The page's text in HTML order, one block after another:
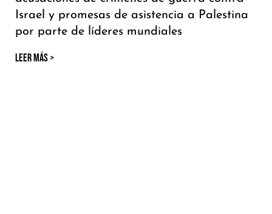
Israel y promesas de asistencia a Palestina
por parte de líderes mundiales
LEER MÁS >